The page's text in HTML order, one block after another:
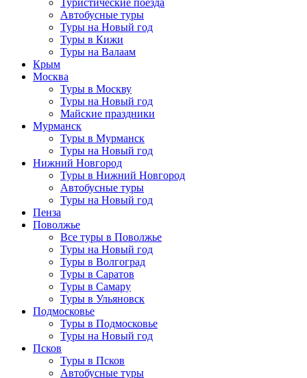
Автобусные туры
Туры на Новый год
Туры в Кижи
Туры на Валаам
Крым
Москва
Туры в Москву
Туры на Новый год
Майские праздники
Мурманск
Туры в Мурманск
Туры на Новый год
Нижний Новгород
Туры в Нижний Новгород
Автобусные туры
Туры на Новый год
Пенза
Поволжье
Все туры в Поволжье
Туры на Новый год
Туры в Волгоград
Туры в Саратов
Туры в Самару
Туры в Ульяновск
Подмосковье
Туры в Подмосковье
Туры на Новый год
Псков
Туры в Псков
Автобусные туры